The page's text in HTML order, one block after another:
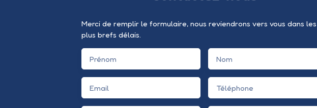
Merci de remplir le formulaire, nous reviendrons vers vous dans les
plus brefs délais.
Prénom Nom
Email Téléphone